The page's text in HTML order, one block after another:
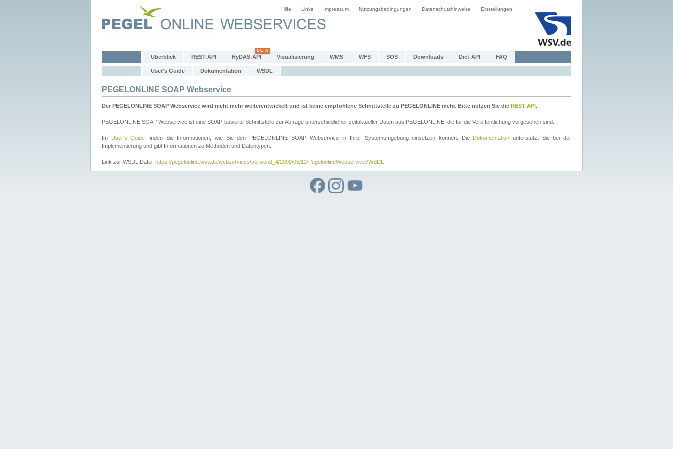
Hilfe Links Impressum Nutzungsbedingungen Datenschutzhinweise Einstellungen
Überblick REST-API HyDAS-API Visualisierung WMS WFS SOS Downloads Dict-API FAQ
User's Guide Dokumentation WSDL
PEGELONLINE SOAP Webservice
Der PEGELONLINE SOAP Webservice wird nicht mehr weiterentwickelt und ist keine empfohlene Schnittstelle zu PEGELONLINE mehr. Bitte nutzen Sie die REST-API.
PEGELONLINE SOAP Webservice ist eine SOAP-basierte Schnittstelle zur Abfrage unterschiedlicher zeitaktueller Daten aus PEGELONLINE, die für die Veröffentlichung vorgesehen sind.
Im User's Guide finden Sie Informationen, wie Sie den PEGELONLINE SOAP Webservice in Ihrer Systemumgebung einsetzen können. Die Dokumentation unterstützt Sie bei der
Implementierung und gibt Informationen zu Methoden und Datentypen.
Link zur WSDL Datei: https://pegelonline.wsv.de/webservices/version2_4/2009/05/12/PegelonlineWebservice?WSDL